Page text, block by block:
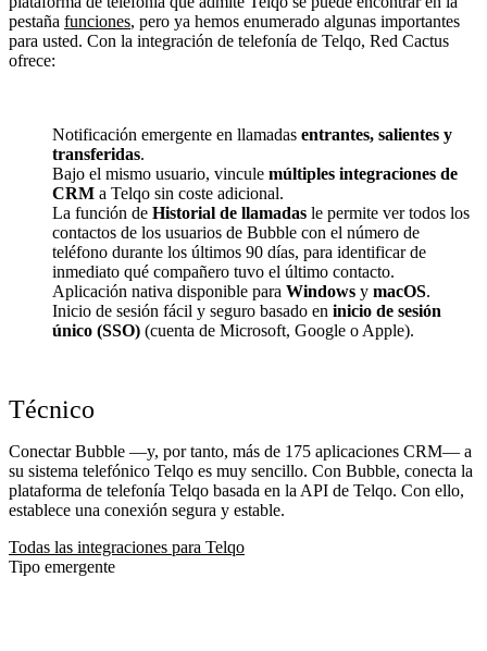
pestaña funciones, pero ya hemos enumerado algunas importantes
para usted. Con la integración de telefonía de Telqo, Red Cactus
ofrece:
Notificación emergente en llamadas entrantes, salientes y
transferidas.
Bajo el mismo usuario, vincule múltiples integraciones de
CRM a Telqo sin coste adicional.
La función de Historial de llamadas le permite ver todos los
contactos de los usuarios de Bubble con el número de
teléfono durante los últimos 90 días, para identificar de
inmediato qué compañero tuvo el último contacto.
Aplicación nativa disponible para Windows y macOS.
Inicio de sesión fácil y seguro basado en inicio de sesión
único (SSO) (cuenta de Microsoft, Google o Apple).
Técnico
Conectar Bubble —y, por tanto, más de 175 aplicaciones CRM— a
su sistema telefónico Telqo es muy sencillo. Con Bubble, conecta la
plataforma de telefonía Telqo basada en la API de Telqo. Con ello,
establece una conexión segura y estable.
Todas las integraciones para Telqo
Tipo emergente